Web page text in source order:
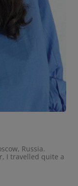
Russia.
I travelled quite a